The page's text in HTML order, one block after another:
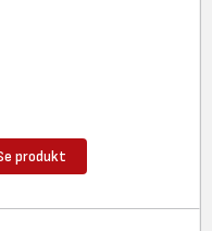
produkt